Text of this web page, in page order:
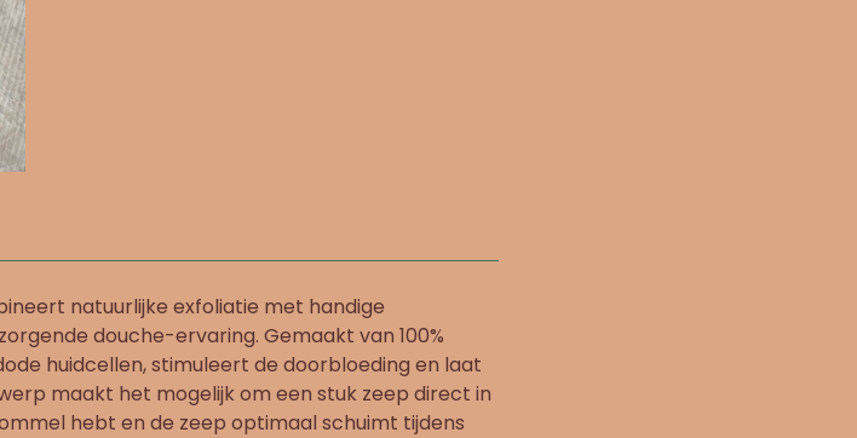
natuurlijke exfoliatie met handige
douche-ervaring. Gemaakt van 100%
huidcellen, stimuleert de doorbloeding en laat
maakt het mogelijk om een stuk zeep direct in
hebt en de zeep optimaal schuimt tijdens